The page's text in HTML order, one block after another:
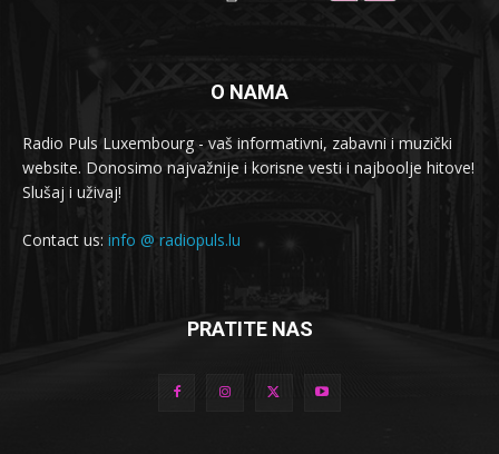
O NAMA
Radio Puls Luxembourg - vaš informativni, zabavni i muzički
website. Donosimo najvažnije i korisne vesti i najboolje hitove!
Slušaj i uživaj!
Contact us: info @ radiopuls.lu
PRATITE NAS